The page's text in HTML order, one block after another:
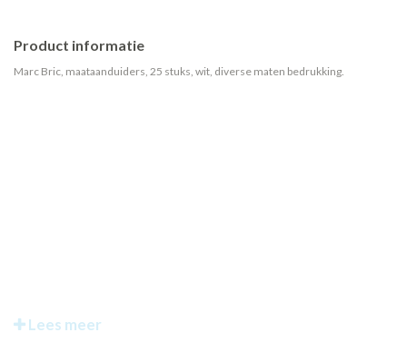
Product informatie
Marc Bric, maataanduiders, 25 stuks, wit, diverse maten bedrukking.
Lees meer